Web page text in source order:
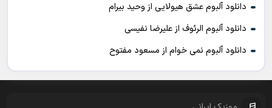
دانلود آلبوم عشق هیولایی از وحید بیرام
دانلود آلبوم الرئوف از علیرضا نفیسی
دانلود آلبوم نمی خوام از مسعود مفتوح